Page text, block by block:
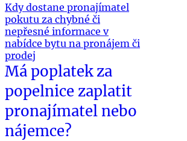
Kdy dostane pronajímatel
pokutu za chybné či
nepřesné informace v
nabídce bytu na pronájem či
prodej
Má poplatek za
popelnice zaplatit
pronajímatel nebo
nájemce?